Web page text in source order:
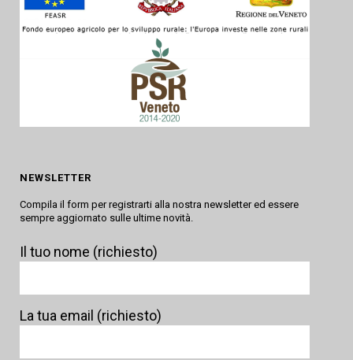
NEWSLETTER
Compila il form per registrarti alla nostra newsletter ed essere
sempre aggiornato sulle ultime novità.
Il tuo nome (richiesto)
La tua email (richiesto)